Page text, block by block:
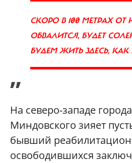
СКОРО В 100 МЕТРАХ ОТ
ОБВАЛИТСЯ, БУДЕТ
БУДЕМ ЖИТЬ ЗДЕСЬ, КАК
”
На северо-западе
Миндовского зияет
бывший
освободившихся